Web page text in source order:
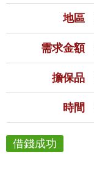
地區
需求金額
擔保品
時間
借錢成功